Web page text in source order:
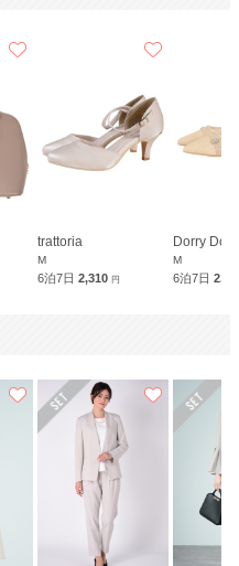
trattoria
M
6泊7日 2,310 円
Dorry Doll
M
6泊7日